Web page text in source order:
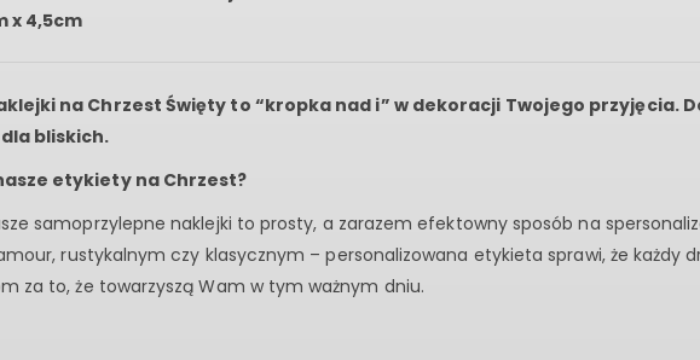
x 4,5cm
na Chrzest Święty to “kropka nad i” w dekoracji Twojego przyjęcia.
bliskich.
etykiety na Chrzest?
samoprzylepne naklejki to prosty, a zarazem efektowny sposób na
rustykalnym czy klasycznym – personalizowana etykieta sprawi, że każdy
za to, że towarzyszą Wam w tym ważnym dniu.